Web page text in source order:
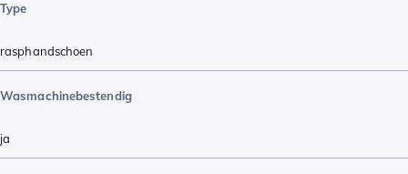
Type
rasphandschoen
Wasmachinebestendig
ja